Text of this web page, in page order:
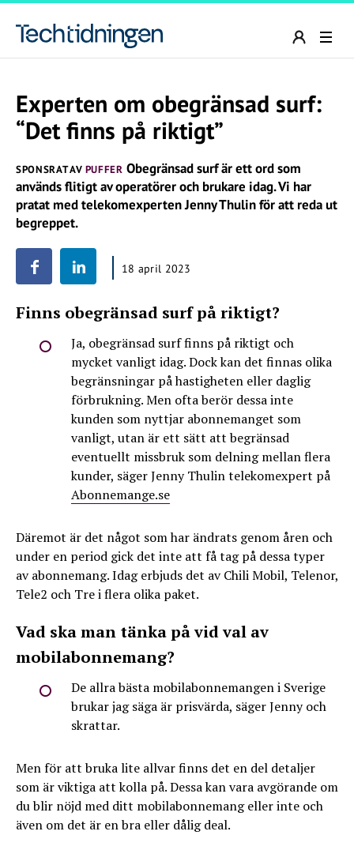
Experten om obegränsad surf:
“Det finns på riktigt”
SPONSRAT AV PUFFER Obegränsad surf är ett ord som
används flitigt av operatörer och brukare idag. Vi har
pratat med telekomexperten Jenny Thulin för att reda ut
begreppet.
18 april 2023
Finns obegränsad surf på riktigt?
Ja, obegränsad surf finns på riktigt och
mycket vanligt idag. Dock kan det finnas olika
begränsningar på hastigheten eller daglig
förbrukning. Men ofta berör dessa inte
kunden som nyttjar abonnemanget som
vanligt, utan är ett sätt att begränsad
eventuellt missbruk som delning mellan flera
kunder, säger Jenny Thulin telekomexpert på
Abonnemange.se
Däremot är det något som har ändrats genom åren och
under en period gick det inte att få tag på dessa typer
av abonnemang. Idag erbjuds det av Chili Mobil, Telenor,
Tele2 och Tre i flera olika paket.
Vad ska man tänka på vid val av
mobilabonnemang?
De allra bästa mobilabonnemangen i Sverige
brukar jag säga är prisvärda, säger Jenny och
skrattar.
Men för att bruka lite allvar finns det en del detaljer
som är viktiga att kolla på. Dessa kan vara avgörande om
du blir nöjd med ditt mobilabonnemang eller inte och
även om det är en bra eller dålig deal.